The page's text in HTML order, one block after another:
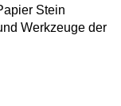
Stein
Werkzeuge der